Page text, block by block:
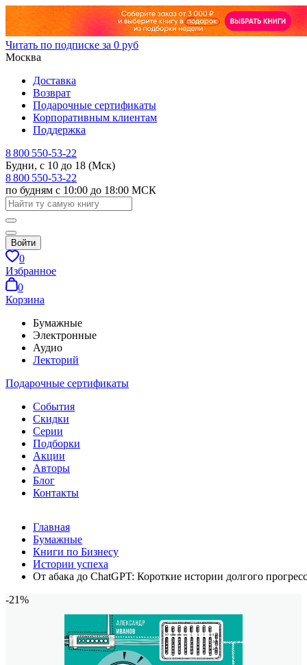
Читать по подписке за 0 руб
Москва
Доставка
Возврат
Подарочные сертификаты
Корпоративным клиентам
Поддержка
8 800 550-53-22
Будни, с 10 до 18 (Мск)
8 800 550-53-22
по будням с 10:00 до 18:00 МСК
Войти
0
Избранное
0
Корзина
Бумажные
Электронные
Аудио
Лекторий
Подарочные сертификаты
События
Скидки
Серии
Подборки
Акции
Авторы
Блог
Контакты
Главная
Бумажные
Книги по Бизнесу
Истории успеха
От абака до ChatGPT: Короткие истории долгого
-21%